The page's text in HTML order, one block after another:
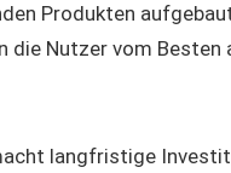
Produkten
die Nutzer vom Besten
langfristige